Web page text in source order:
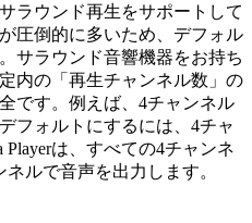
ラウンド再生をサポートして
圧倒的に多いため、デフォル
サラウンド音響機器をお持ち
内の「再生チャンネル数」の
です。例えば、4チャンネル
フォルトにするには、4チャ
は、すべての4チャンネ
ルで音声を出力します。